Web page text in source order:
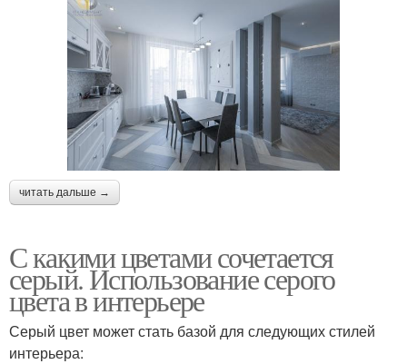
читать дальше →
С какими цветами сочетается
серый. Использование серого
цвета в интерьере
Серый цвет может стать базой для следующих стилей
интерьера: